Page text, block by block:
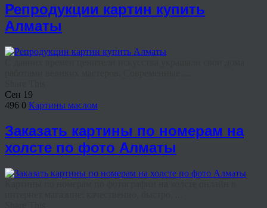
Репродукции картин купить
Алматы
Сен 19
496 0 Картины маслом
Заказать картины по номерам на
холсте по фото Алматы